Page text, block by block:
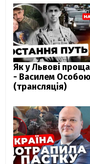
Як у Львові
- Василем
(трансляція)